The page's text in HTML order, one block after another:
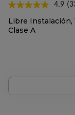
4.9
Libre Instalación,
Clase A